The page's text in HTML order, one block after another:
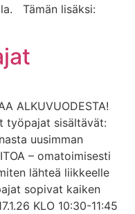
Tämän lisäksi:
ALKUVUODESTA!
työpajat sisältävät:
uusimman
– omatoimisesti
lähteä liikkeelle
sopivat kaiken
KLO 10:30-11:45